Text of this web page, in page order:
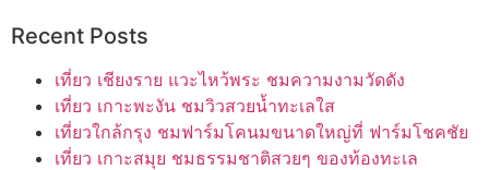
Recent Posts
เที่ยว เชียงราย แวะไหว้พระ ชมความงามวัดดัง
เที่ยว เกาะพะงัน ชมวิวสวยน้ำทะเลใส
เที่ยวใกล้กรุง ชมฟาร์มโคนมขนาดใหญ่ที่ ฟาร์มโชคชัย
เที่ยว เกาะสมุย ชมธรรมชาติสวยๆ ของท้องทะเล